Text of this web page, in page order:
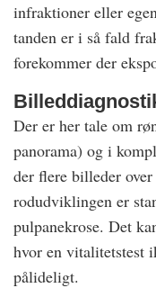
infraktioner eller
tanden er i så fald
forekommer der
Der er her tale om
panorama) og i
der flere billeder
rodudviklingen er
pulpanekrose. Det
hvor en vitalitetstest
pålideligt.